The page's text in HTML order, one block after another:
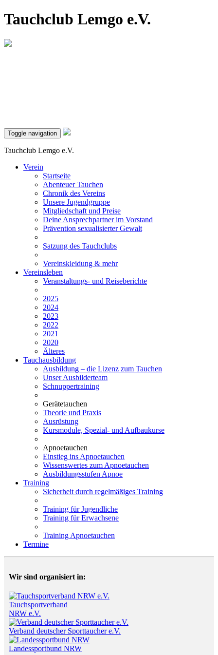
Tauchclub Lemgo e.V.
Toggle navigation
Tauchclub Lemgo e.V.
Verein
Startseite
Abenteuer Tauchen
Chronik des Vereins
Unsere Jugendgruppe
Mitgliedschaft und Preise
Deine Ansprechpartner im Vorstand
Prävention sexualisierter Gewalt
Satzung des Tauchclubs
Vereinskleidung & mehr
Vereinsleben
Veranstaltungs- und Reiseberichte
2025
2024
2023
2022
2021
2020
Älteres
Tauchausbildung
Ausbildung – die Lizenz zum Tauchen
Unser Ausbilderteam
Schnuppertraining
Gerätetauchen
Theorie und Praxis
Ausrüstung
Kursmodule, Spezial- und Aufbaukurse
Apnoetauchen
Einstieg ins Apnoetauchen
Wissenswertes zum Apnoetauchen
Ausbildungsstufen Apnoe
Training
Sicherheit durch regelmäßiges Training
Training für Jugendliche
Training für Erwachsene
Training Apnoetauchen
Termine
Wir sind organisiert in:
Tauchsportverband
NRW e.V.
Verband deutscher Sporttaucher e.V.
Landessportbund NRW